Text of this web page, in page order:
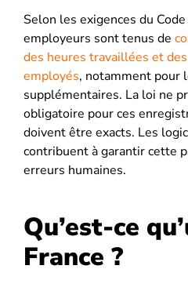
Selon les exigences du
employeurs sont tenus de
des heures travaillées et
employés, notamment pour
supplémentaires. La loi ne
obligatoire pour ces
doivent être exacts. Les
contribuent à garantir cette
erreurs humaines.
Qu’est-ce
France ?